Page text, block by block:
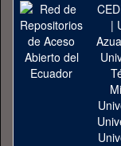
|